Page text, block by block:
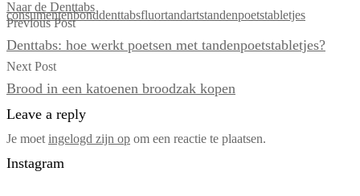
Naar de Denttabs
consumentenbonddenttabsfluortandartstandenpoetstabletjes
Previous Post
Denttabs: hoe werkt poetsen met tandenpoetstabletjes?
Next Post
Brood in een katoenen broodzak kopen
Leave a reply
Je moet ingelogd zijn op om een reactie te plaatsen.
Instagram